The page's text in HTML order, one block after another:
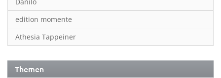
edition momente
Athesia Tappeiner
Themen